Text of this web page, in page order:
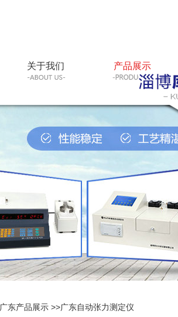
关于我们 产品展示
广东产品展示 >>广东自动张力测定仪